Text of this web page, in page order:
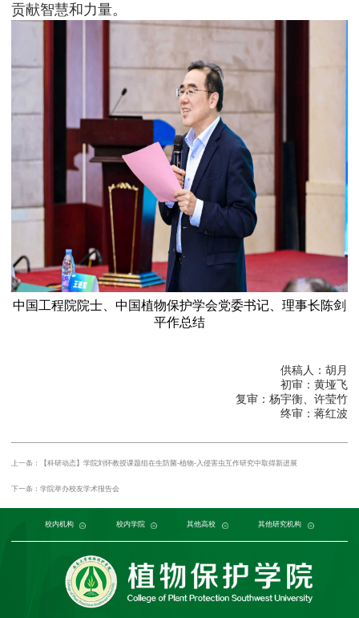
贡献智慧和力量。
中国工程院院士、中国植物保护学会党委书记、理事长陈剑
平作总结
供稿人：胡月
初审：黄垭飞
复审：杨宇衡、许莹竹
终审：蒋红波
上一条：【科研动态】学院刘怀教授课题组在生防菌-植物-入侵害虫互作研究中取得新进展
下一条：学院举办校友学术报告会
校内机构
党委组织部 党委宣传部 发展规划与学科建设部 人力资源部 本科生院 研究生院 科学技术发展研究院
校内学院
农学与生物科技学院 园艺园林学院 生命科学学院 生物技术学院 资源环境学院
其他高校
中国农业大学 浙江大学 西北农林科技大学 南京农业大学 华中农业大学 华南农业大学 山西农业大学
其他研究机构
中国农业科学院植物保护研究所 中国科学院植物研究所 中国科学院 中国农业科学院 重庆市农业科学院